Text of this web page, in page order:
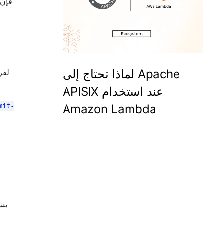
لماذا تحتاج إلى Apache
APISIX عند استخدام
Amazon Lambda